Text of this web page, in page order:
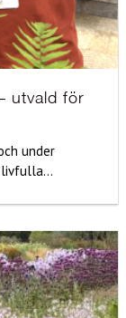
utvald för
under